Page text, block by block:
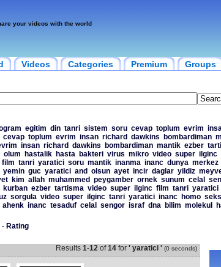
your videos with the world
Videos Categories Premium Groups
egitim din tanri sistem soru cevap toplum evrim
cevap toplum evrim insan richard dawkins bombardiman
insan richard dawkins bombardiman mantik ezber
olum hastalik hasta bakteri virus mikro video super ilginc
film tanri yaratici soru mantik inanma inanc dunya merkez
yemin guc yaratici and olsun ayet incir daglar yildiz
kim allah muhammed peygamber ornek sunum celal
kurban ezber tartisma video super ilginc film tanri yaratici
sorgula video super ilginc tanri yaratici inanc homo
ahenk inanc tesaduf celal sengor israf dna bilim molekul
- Rating
Results 1-12of14for ' yaratici ' (0 seconds)